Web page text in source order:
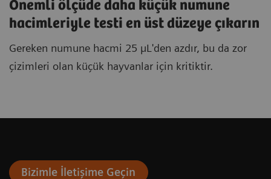
Önemli ölçüde daha küçük numune
hacimleriyle testi en üst düzeye çıkarın
Gereken numune hacmi 25 µL'den azdır, bu da zor
çizimleri olan küçük hayvanlar için kritiktir.
Bizimle İletişime Geçin